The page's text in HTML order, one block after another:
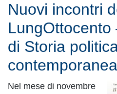
Nuovi incontri
LungOttocento
di Storia
contemporanea
Nel mese di novembre